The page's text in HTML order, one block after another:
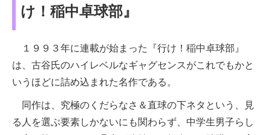
け！稲中卓球部』
１９９３年に連載が始まった『行け！稲中卓球部』
は、古谷氏のハイレベルなギャグセンスがこれでもかと
いうほどに詰め込まれた名作である。
同作は、究極のくだらなさ＆直球の下ネタという、見
る人を選ぶ要素しかないにも関わらず、中学生男子らし